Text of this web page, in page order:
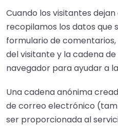
Cuando los visitantes
recopilamos los datos que
formulario de
del visitante y la cadena
navegador para ayudar a
Una cadena anónima
de correo electrónico
ser proporcionada al